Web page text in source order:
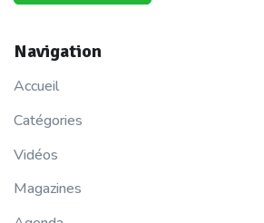
Navigation
Accueil
Catégories
Vidéos
Magazines